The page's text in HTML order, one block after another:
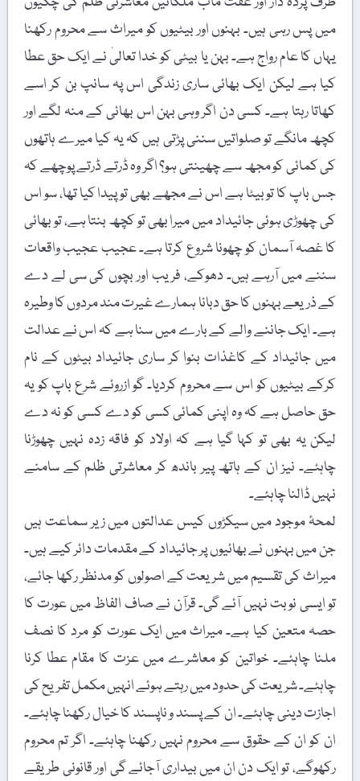
میں پس رہی ہیں۔ بہنوں اور بیٹیوں کو میراث سے محروم رکھنا
یہاں کا عام رواج ہے۔ بہن یا بیٹی کو خدا تعالیٰ نے ایک حق عطا
کیا ہے لیکن ایک بھائی ساری زندگی اس پہ سانپ بن کر اسے
کھاتا رہتا ہے۔ کسی دن اگر وہی بہن اس بھائی کے منہ لگے اور
کچھ مانگے تو صلواتیں سننی پڑتی ہیں کہ یہ کیا میرے ہاتھوں
کی کمائی کو مجھ سے چھینتی ہو؟ اگر وہ ڈرتے ڈرتے پوچھے کہ
جس باپ کا تو بیٹا ہے اس نے مجھے بھی تو پیدا کیا تھا، سو اس
کی چھوڑی ہوئی جائیداد میں میرا بھی تو کچھ بنتا ہے، تو بھائی
کا غصہ آسمان کو چھونا شروع کرتا ہے۔ عجیب عجیب واقعات
سننے میں آرہے ہیں۔ دھوکے، فریب اور بچوں کی سی لے دے
کے ذریعے بہنوں کا حق دبانا ہمارے غیرت مند مردوں کا وطیرہ
ہے۔ ایک جاننے والے کے بارے میں سنا ہے کہ اس نے عدالت
میں جائیداد کے کاغذات بنوا کر ساری جائیداد بیٹوں کے نام
کرکے بیٹیوں کو اس سے محروم کردیا۔ گو ازروئے شرع باپ کو یہ
حق حاصل ہے کہ وہ اپنی کمائی کسی کو دے کسی کو نہ دے
لیکن یہ بھی تو کہا گیا ہے کہ اولاد کو فاقہ زدہ نہیں چھوڑنا
چاہئے۔ نیز ان کے ہاتھ پیر باندھ کر معاشرتی ظلم کے سامنے
نہیں ڈالنا چاہئے۔
لمحۂ موجود میں سیکڑوں کیس عدالتوں میں زیر سماعت ہیں
جن میں بہنوں نے بھائیوں پر جائیداد کے مقدمات دائر کیے ہیں۔
میراث کی تقسیم میں شریعت کے اصولوں کو مدنظر رکھا جائے،
تو ایسی نوبت نہیں آئے گی۔ قرآن نے صاف الفاظ میں عورت کا
حصہ متعین کیا ہے۔ میراث میں ایک عورت کو مرد کا نصف
ملنا چاہئے۔ خواتین کو معاشرے میں عزت کا مقام عطا کرنا
چاہئے۔ شریعت کی حدود میں رہتے ہوئے انہیں مکمل تفریح کی
اجازت دینی چاہئے۔ ان کے پسند و ناپسند کا خیال رکھنا چاہئے۔
ان کو ان کے حقوق سے محروم نہیں رکھنا چاہئے۔ اگر تم محروم
رکھوگے، تو ایک دن ان میں بیداری آجائے گی اور قانونی طریقے